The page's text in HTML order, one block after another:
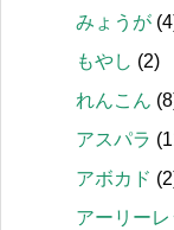
みょうが
もやし (2)
れんこん
アスパラ
アボカド
アーリーレ